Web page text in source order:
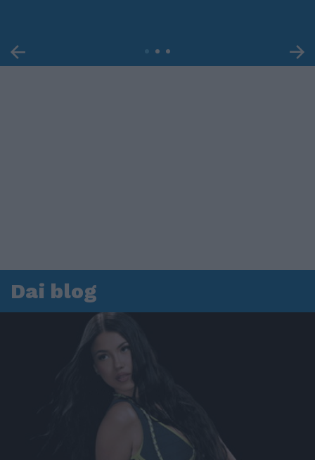
Dai blog